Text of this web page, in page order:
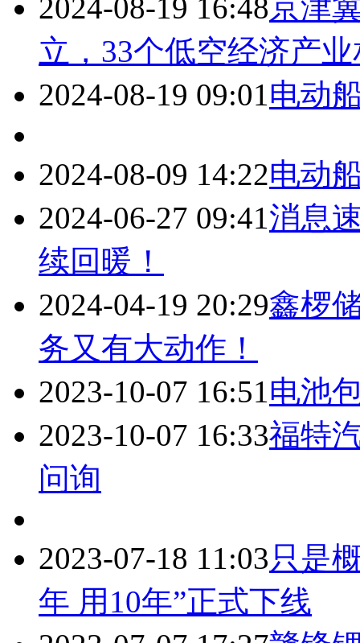
2024-08-19 16:48京津
立，33个低空经济产
2024-08-19 09:01电动
2024-08-09 14:22电动
2024-06-27 09:41消息
续回暖！
2024-04-19 20:29鑫椤
务又有大动作！
2023-10-07 16:51电池
2023-10-07 16:33福特
问询
2023-07-18 11:03只是
年 用10年”正式下线